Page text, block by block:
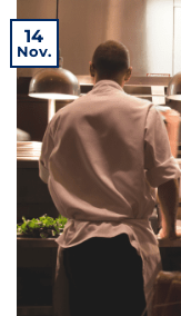
14
Nov.